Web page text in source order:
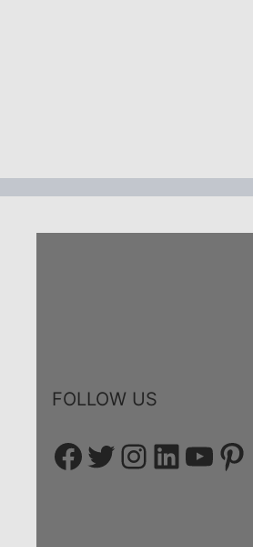
FOLLOW US
Facebook
Twitter